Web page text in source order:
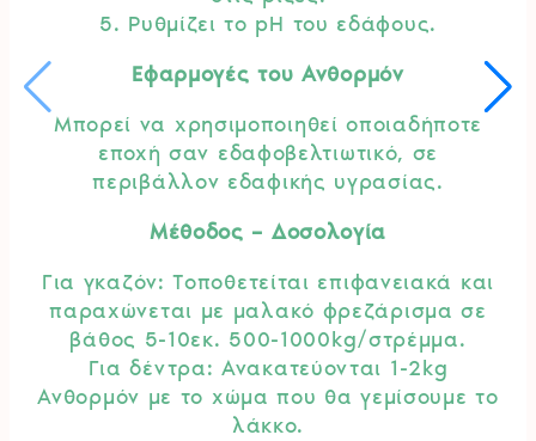
5. Ρυθμίζει το pH του εδάφους.
Εφαρμογές του Ανθορμόν
Μπορεί να χρησιμοποιηθεί οποιαδήποτε
εποχή σαν εδαφοβελτιωτικό, σε
περιβάλλον εδαφικής υγρασίας.
Μέθοδος – Δοσολογία
Για γκαζόν: Τοποθετείται επιφανειακά και
παραχώνεται με μαλακό φρεζάρισμα σε
βάθος 5-10εκ. 500-1000kg/στρέμμα.
Για δέντρα: Ανακατεύονται 1-2kg
Ανθορμόν με το χώμα που θα γεμίσουμε το
λάκκο.